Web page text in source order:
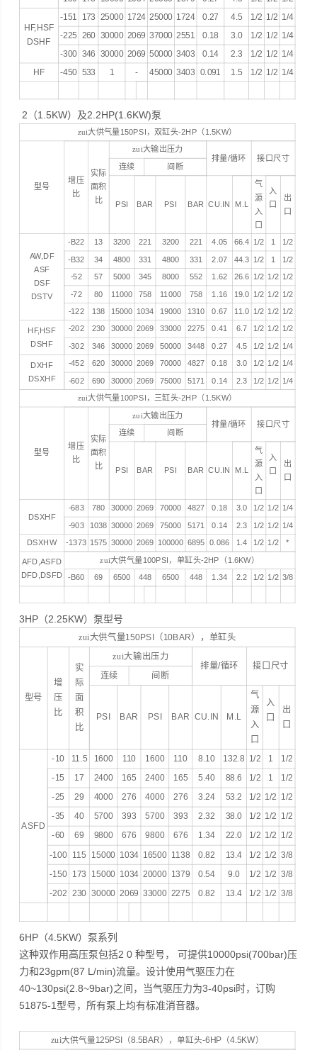
HF,HSF
DSHF
-151 173 25000 1724 25000 1724 0.27 4.5 1/2 1/2 1/4
-225 260 30000 2069 37000 2551 0.18 3.0 1/2 1/2 1/4
-300 346 30000 2069 50000 3403 0.14 2.3 1/2 1/2 1/4
HF -450 533 1 - 45000 3403 0.091 1.5 1/2 1/2 1/4
2（1.5KW）及2.2HP(1.6KW)泵
zui大供气量150PSI ，双缸头-2HP （ 1.5KW）
型号
增压
比
实际
面积
比
zui大输出压力
排量/循环 接口尺寸
连续 间断
PSI BAR PSI BAR CU.IN M.L
气
源
入
口
入
口
出
口
AW,DF
ASF
DSF
DSTV
-B22 13 3200 221 3200 221 4.05 66.4 1/2 1
1/2
-B32
34 4800 331 4800 331 2.07 44.3 1/2 1
1/2
-52
57 5000 345 8000 552 1.62 26.6 1/2 1/2 1/2
-72
80 11000 758 11000 758 1.16 19.0 1/2 1/2 1/2
-122
138 15000 1034 19000 1310 0.67 11.0 1/2 1/2 1/2
HF,HSF
DSHF
-202 230 30000 2069 33000 2275 0.41 6.7 1/2 1/2 1/2
-302
346 30000 2069 50000 3448 0.27 4.5 1/2 1/2 1/4
DXHF
DSXHF
-452 620 30000 2069 70000 4827 0.18 3.0 1/2 1/2 1/4
-602
690 30000 2069 75000 5171 0.14 2.3 1/2 1/2 1/4
zui大供气量100PSI ，三缸头-2HP （ 1.5KW）
型号
增压
比
实际
面积
比
zui大输出压力
排量/循环
接口尺寸
连续
间断
PSI BAR PSI BAR CU.IN M.L
气
源
入
口
入
口
出
口
DSXHF
-683 780 30000 2069 70000 4827 0.18 3.0 1/2 1/2 1/4
-903
1038 30000 2069 75000 5171 0.14 2.3 1/2 1/2 1/4
DSXHW
-1373 1575 30000 2069 100000 6895 0.086 1.4 1/2 1/2 *
AFD,ASFD
DFD,DSFD
zui大供气量100PSI ，单缸头-2HP （ 1.6KW）
-B60
69 6500 448 6500 448 1.34 2.2 1/2 1/2 3/8
3HP（2.25KW）泵型号
zui大供气量150PSI （ 10BAR），单缸头
型号
增
压
比
实
际
面
积
比
zui大输出压力
排量/循环 接口尺寸
连续 间断
PSI BAR PSI BAR CU.IN M.L
气
源
入
口
入
口
出
口
ASFD
-10 11.5 1600 110 1600 110 8.10 132.8 1/2 1 1/2
-15 17 2400 165 2400 165 5.40 88.6 1/2 1 1/2
-25 29 4000 276 4000 276 3.24 53.2 1/2 1/2 1/2
-35 40 5700 393 5700 393 2.32 38.0 1/2 1/2 1/2
-60 69 9800 676 9800 676 1.34 22.0 1/2 1/2 1/2
-100 115 15000 1034 16500 1138 0.82 13.4 1/2 1/2 3/8
-150 173 15000 1034 20000 1379 0.54 9.0 1/2 1/2 3/8
-202 230 30000 2069 33000 2275 0.82 13.4 1/2 1/2 3/8
6HP（4.5KW）泵系列
这种双作用高压泵包括2 0 种型号， 可提供10000psi(700bar)压
力和23gpm(87 L/min)流量。设计使用气驱压力在
40~130psi(2.8~9bar)之间，当气驱压力为3-40psi时，订购
51875-1型号，所有泵上均有标准消音器。
zui大供气量125PSI （8.5BAR），单缸头-6HP （4.5KW）